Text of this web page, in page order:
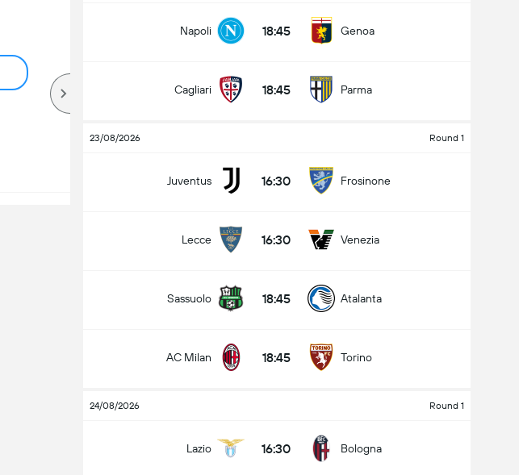
Genoa
18:45
Napoli
Parma
18:45
Cagliari
Round 1
23/08/2026
Frosinone
16:30
Juventus
Venezia
16:30
Lecce
Atalanta
18:45
Sassuolo
Torino
18:45
AC Milan
Round 1
24/08/2026
Bologna
16:30
Lazio